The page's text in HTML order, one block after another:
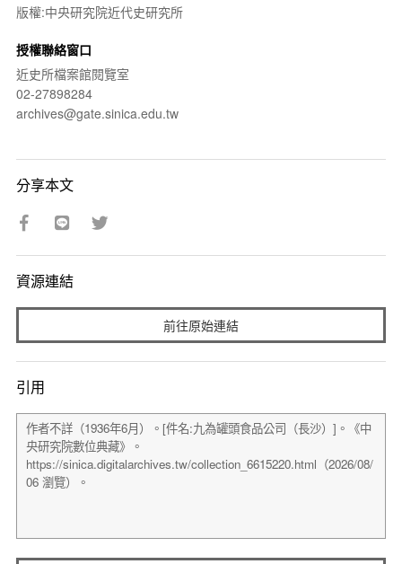
版權:中央研究院近代史研究所
授權聯絡窗口
近史所檔案館閱覽室
02-27898284
archives@gate.sinica.edu.tw
分享本文
資源連結
前往原始連結
引用